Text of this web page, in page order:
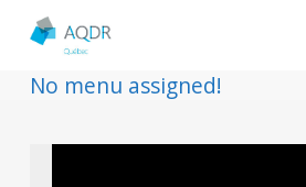
No menu assigned!